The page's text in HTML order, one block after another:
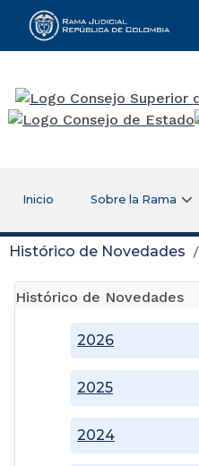
Rama Judicial
Inicio Sobre la Rama
Histórico de Novedades
Histórico de Novedades
2024
2025
2026